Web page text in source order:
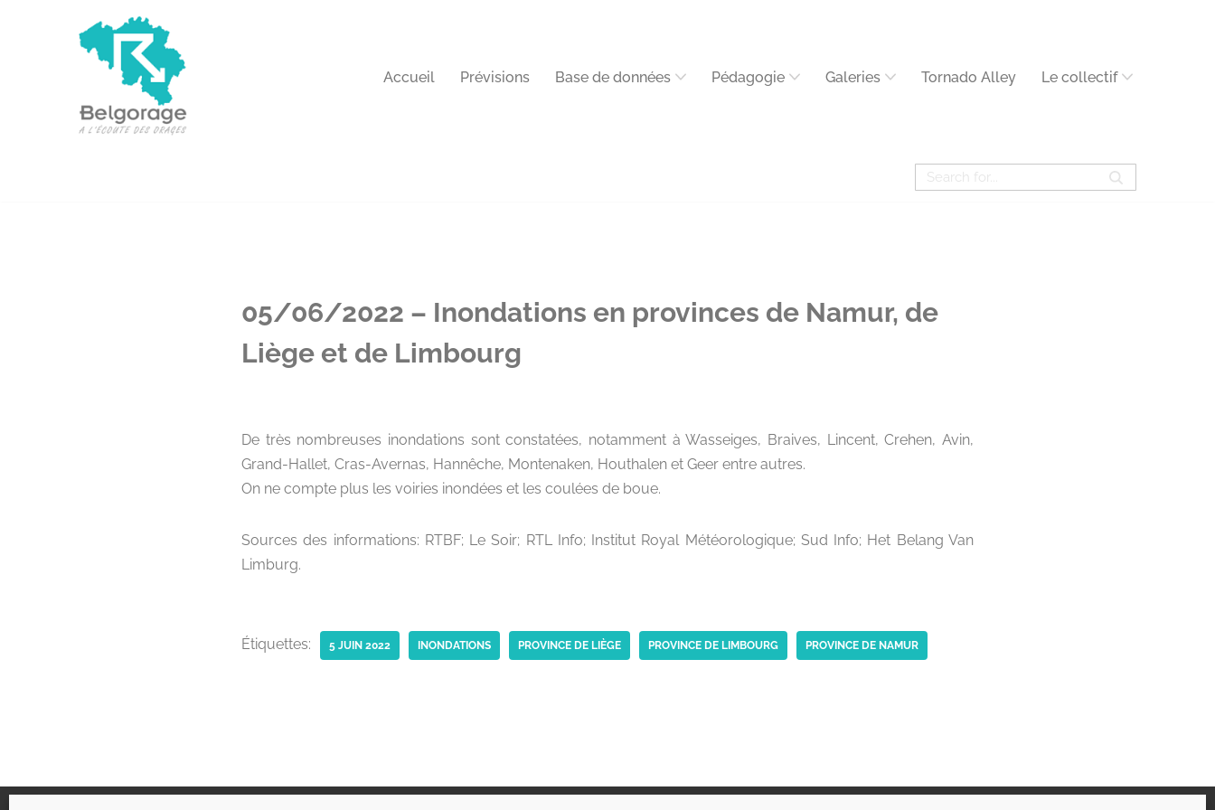
Accueil Prévisions Base de données Pédagogie Galeries Tornado Alley Le collectif
05/06/2022 – Inondations en provinces de Namur, de
Liège et de Limbourg
De très nombreuses inondations sont constatées, notamment à Wasseiges, Braives, Lincent, Crehen, Avin,
Grand-Hallet, Cras-Avernas, Hannêche, Montenaken, Houthalen et Geer entre autres.
On ne compte plus les voiries inondées et les coulées de boue.
Sources des informations: RTBF; Le Soir; RTL Info; Institut Royal Météorologique; Sud Info; Het Belang Van
Limburg.
Étiquettes: 5 JUIN 2022 INONDATIONS PROVINCE DE LIÈGE PROVINCE DE LIMBOURG PROVINCE DE NAMUR